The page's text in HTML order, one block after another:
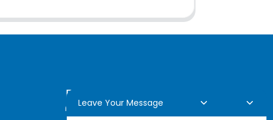
Demande En Ligne
Leave Your Message